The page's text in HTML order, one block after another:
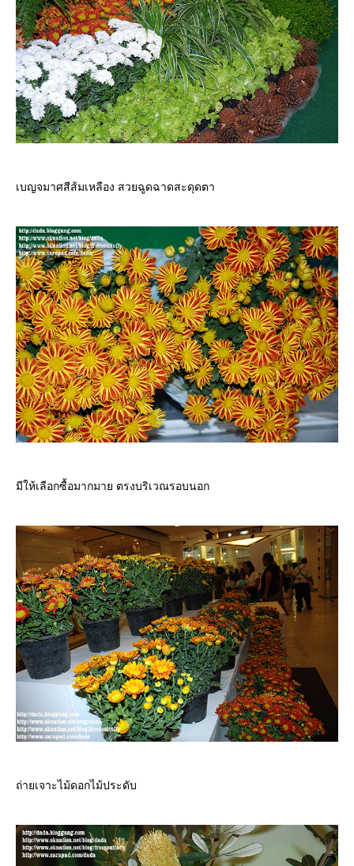
เบญจมาศสีส้มเหลือง สวยฉูดฉาดสะดุดตา
มีให้เลือกซื้อมากมาย ตรงบริเวณรอบนอก
ถ่ายเจาะไม้ดอกไม้ประดับ